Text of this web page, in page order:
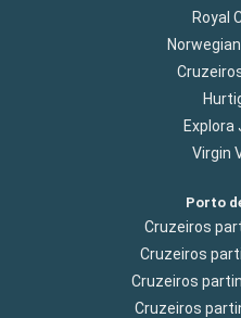
Royal
Explora
Virgin
Porto
Cruzeiros
Cruzeiros
Cruzeiros
Cruzeiros